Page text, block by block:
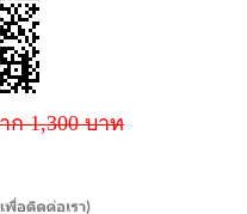
ก 1,300 บาท